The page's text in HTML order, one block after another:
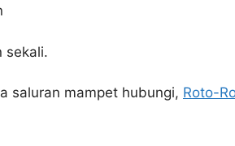
sekali.
saluran mampet hubungi, Roto-